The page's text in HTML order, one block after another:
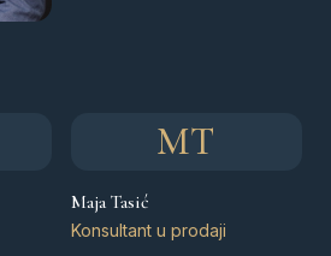
MT
Maja Tasić
Konsultant u prodaji